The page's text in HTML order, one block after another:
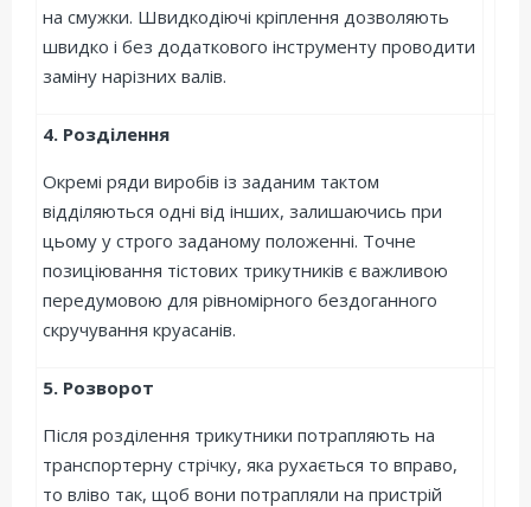
на смужки. Швидкодіючі кріплення дозволяють
швидко і без додаткового інструменту проводити
заміну нарізних валів.
4. Розділення
Окремі ряди виробів із заданим тактом
відділяються одні від інших, залишаючись при
цьому у строго заданому положенні. Точне
позиціювання тістових трикутників є важливою
передумовою для рівномірного бездоганного
скручування круасанів.
5. Розворот
Після розділення трикутники потрапляють на
транспортерну стрічку, яка рухається то вправо,
то вліво так, щоб вони потрапляли на пристрій